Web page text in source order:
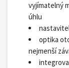
vyjímatelný
úhlu
optika
nejmenší